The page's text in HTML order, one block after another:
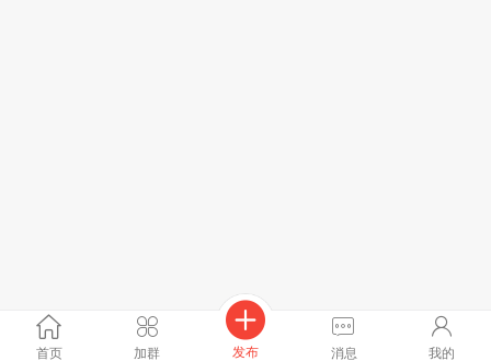
首页 加群 发布 消息 我的